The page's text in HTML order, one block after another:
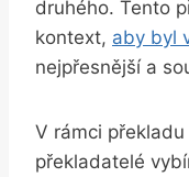
druhého. Tento
kontext, aby ​byl
nejpřesnější ‍a
V rámci⁣
překladatelé